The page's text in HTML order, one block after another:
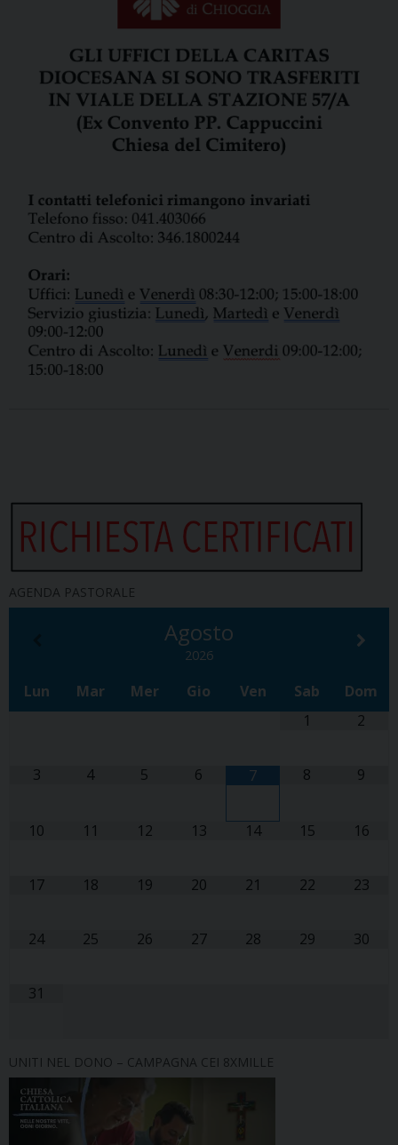
AGENDA PASTORALE
Agosto
2026
Lun Mar Mer Gio Ven Sab
Dom
1
2
3 4 5 6 7 8 9
10 11 12 13 14 15 16
17 18 19 20 21 22 23
24 25 26 27 28 29 30
31
UNITI NEL DONO – CAMPAGNA CEI 8XMILLE